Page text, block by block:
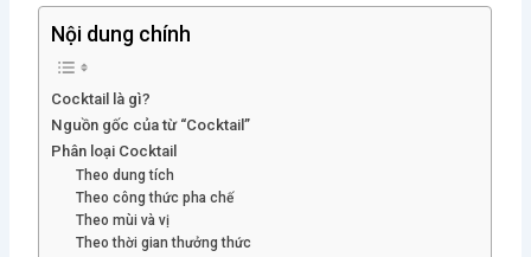
Nội dung chính
Cocktail là gì?
Nguồn gốc của từ “Cocktail”
Phân loại Cocktail
Theo dung tích
Theo công thức pha chế
Theo mùi và vị
Theo thời gian thưởng thức